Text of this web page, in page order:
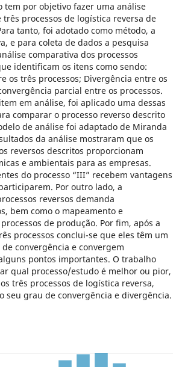
tem por objetivo fazer uma análise
processos de logística reversa de
tanto, foi adotado como método, a
e para coleta de dados a pesquisa
comparativa dos processos
identificam os itens como sendo:
os três processos; Divergência entre os
parcial entre os processos.
em análise, foi aplicado uma dessas
comparar o processo reverso descrito
de análise foi adaptado de Miranda
da análise mostraram que os
reversos descritos proporcionam
e ambientais para as empresas.
do processo “III” recebem vantagens
Por outro lado, a
reversos demanda
bem como o mapeamento e
de produção. Por fim, após a
processos conclui-se que eles têm um
convergência e convergem
pontos importantes. O trabalho
qual processo/estudo é melhor ou pior,
três processos de logística reversa,
seu grau de convergência e divergência.